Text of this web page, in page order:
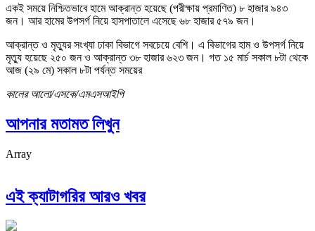
একই সময়ে নিশ্চিতভাবে হামে আক্রান্ত হয়েছে (পরীক্ষায় প্রমাণিত) ৮ হাজার ৯৪৩
জন। আর হামের উপসর্গ নিয়ে হাসপাতালে এসেছে ৬৮ হাজার ৫৭৯ জন।
আক্রান্ত ও মৃত্যুর সংখ্যা ঢাকা বিভাগে সবচেয়ে বেশি। এ বিভাগের হাম ও উপসর্গ নিয়ে
মৃত্যু হয়েছে ২৫০ জন ও আক্রান্ত ৩৮ হাজার ৬২৩ জন। গত ১৫ মার্চ সকাল ৮টা থেকে
আজ (২৯ মে) সকাল ৮টা পর্যন্ত সময়ের
কালের আলো/এসকে/এমএসআইপি
আপনার মতামত লিখুন
Array
এই ক্যাটাগরির আরও খবর